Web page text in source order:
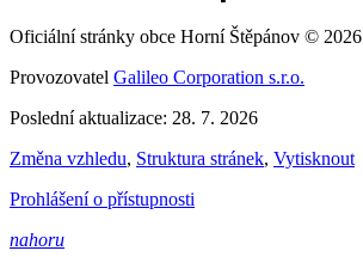
Oficiální stránky obce Horní Štěpánov © 2026
Provozovatel Galileo Corporation s.r.o.
Poslední aktualizace: 28. 7. 2026
Změna vzhledu, Struktura stránek, Vytisknout
Prohlášení o přístupnosti
nahoru